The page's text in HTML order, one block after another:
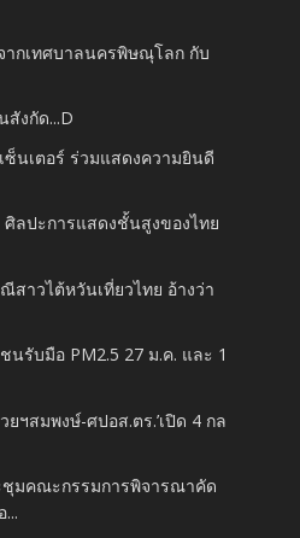
ากเทศบาลนครพิษณุโลก กับ
สังกัด...D
ซ็นเตอร์ ร่วมแสดงความยินดี
ลปะการแสดงชั้นสูงของไทย
สาวไต้หวันเที่ยวไทย อ้างว่า
นรับมือ PM2.5 27 ม.ค. และ 1
ยฯสมพงษ์-ศปอส.ตร.’เปิด 4 กล
ชุมคณะกรรมการพิจารณาคัด